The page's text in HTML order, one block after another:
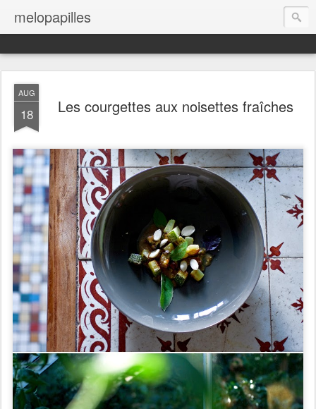
melopapilles
AUG
18 Les courgettes aux noisettes fraîches